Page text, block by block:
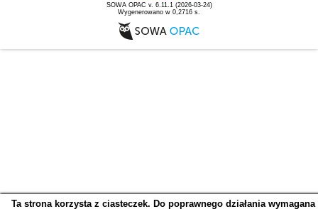
SOWA OPAC v. 6.11.1 (2026-03-24)
Wygenerowano w 0,2716 s.
Ta strona korzysta z ciasteczek. Do poprawnego działania wymagana